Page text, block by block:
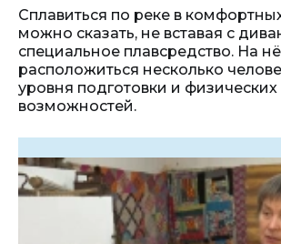
Сплавиться по реке в
можно сказать, не вставая с
специальное плавсредство. На
расположиться несколько
уровня подготовки и физических
возможностей.